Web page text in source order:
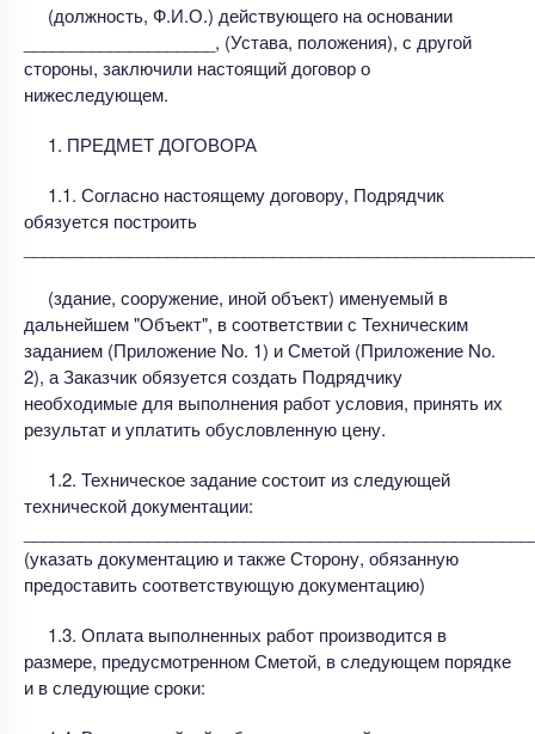
(должность, Ф.И.О.) действующего на основании
____________________, (Устава, положения), с другой
стороны, заключили настоящий договор о
нижеследующем.
1. ПРЕДМЕТ ДОГОВОРА
1.1. Согласно настоящему договору, Подрядчик
обязуется построить
(здание, сооружение, иной объект) именуемый в
дальнейшем "Объект", в соответствии с Техническим
заданием (Приложение Nо. 1) и Сметой (Приложение Nо.
2), а Заказчик обязуется создать Подрядчику
необходимые для выполнения работ условия, принять их
результат и уплатить обусловленную цену.
1.2. Техническое задание состоит из следующей
технической документации:
(указать документацию и также Сторону, обязанную
предоставить соответствующую документацию)
1.3. Оплата выполненных работ производится в
размере, предусмотренном Сметой, в следующем порядке
и в следующие сроки: